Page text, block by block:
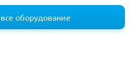
оборудование